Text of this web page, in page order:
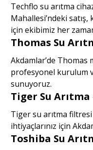
Techflo su arıtma
Mahallesi’ndeki
için ekibimiz her
Thomas Su
Akdamlar’de Thomas
profesyonel kurulum
sunuyoruz.
Tiger Su
Tiger su arıtma
ihtiyaçlarınız için
Toshiba Su